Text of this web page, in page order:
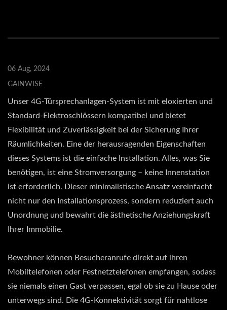
06 Aug, 2024
GAINWISE
Unser 4G-Türsprechanlagen-System ist mit eloxierten und
Standard-Elektroschlössern kompatibel und bietet
Flexibilität und Zuverlässigkeit bei der Sicherung Ihrer
Räumlichkeiten. Eine der herausragenden Eigenschaften
dieses Systems ist die einfache Installation. Alles, was Sie
benötigen, ist eine Stromversorgung – keine Innenstation
ist erforderlich. Dieser minimalistische Ansatz vereinfacht
nicht nur den Installationsprozess, sondern reduziert auch
Unordnung und bewahrt die ästhetische Anziehungskraft
Ihrer Immobilie.
Bewohner können Besucheranrufe direkt auf ihren
Mobiltelefonen oder Festnetztelefonen empfangen, sodass
sie niemals einen Gast verpassen, egal ob sie zu Hause oder
unterwegs sind. Die 4G-Konnektivität sorgt für nahtlose